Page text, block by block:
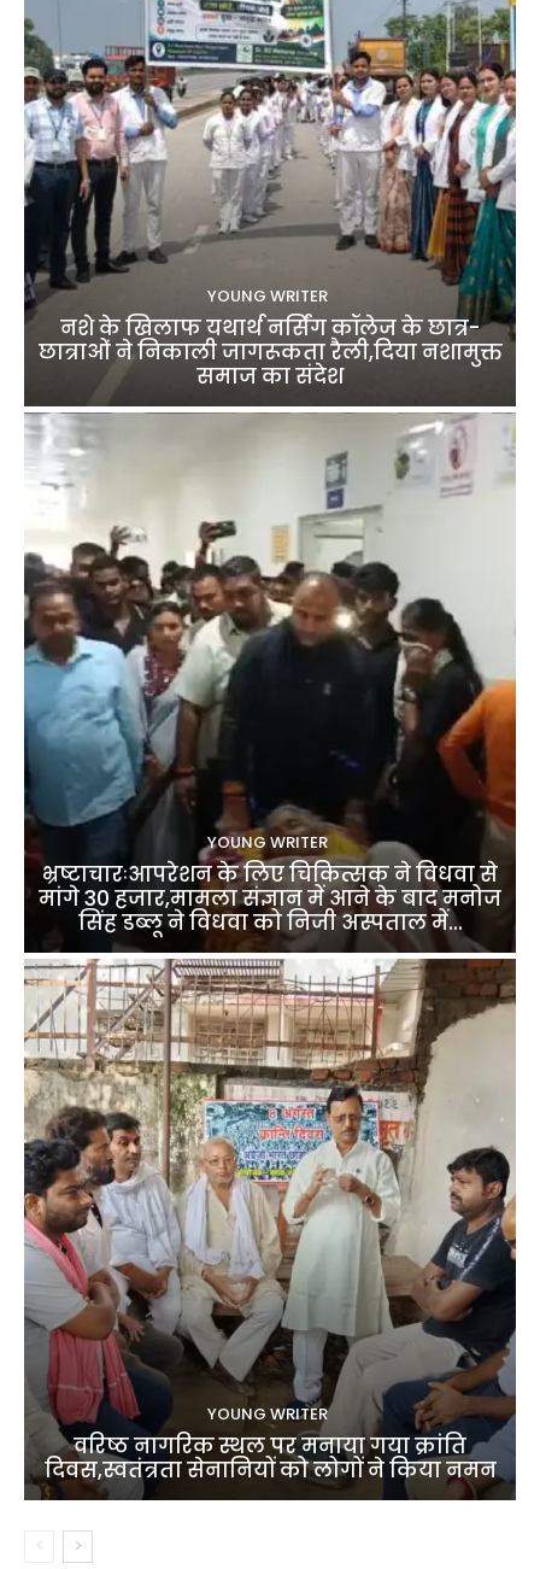
YOUNG WRITER
नशे के खिलाफ यथार्थ नर्सिंग कॉलेज के छात्र-
छात्राओं ने निकाली जागरूकता रैली,दिया नशामुक्त
समाज का संदेश
YOUNG WRITER
भ्रष्टाचारःआपरेशन के लिए चिकित्सक ने विधवा से
मांगे 30 हजार,मामला संज्ञान में आने के बाद मनोज
सिंह डब्लू ने विधवा को निजी अस्पताल में...
YOUNG WRITER
वरिष्ठ नागरिक स्थल पर मनाया गया क्रांति
दिवस,स्वतंत्रता सेनानियों को लोगों ने किया नमन